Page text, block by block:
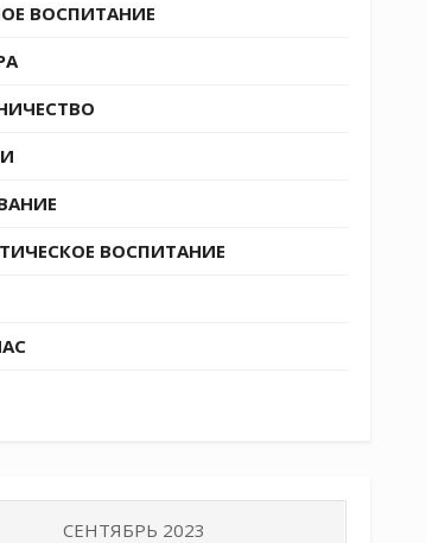
ВОСПИТАНИЕ
ВОСПИТАНИЕ
СЕНТЯБРЬ 2023